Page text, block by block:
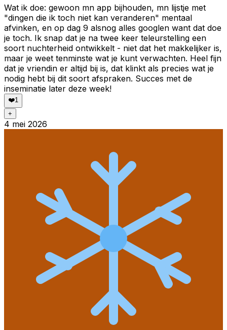
Wat ik doe: gewoon mn app bijhouden, mn lijstje met
"dingen die ik toch niet kan veranderen" mentaal
afvinken, en op dag 9 alsnog alles googlen want dat doe
je toch. Ik snap dat je na twee keer teleurstelling een
soort nuchterheid ontwikkelt - niet dat het makkelijker is,
maar je weet tenminste wat je kunt verwachten. Heel fijn
dat je vriendin er altijd bij is, dat klinkt als precies wat je
nodig hebt bij dit soort afspraken. Succes met de
inseminatie later deze week!
❤️1
+
4 mei 2026